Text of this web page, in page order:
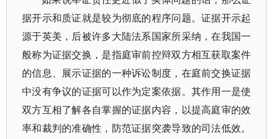
据开示和质证就是较为彻底的程序问题。证据开示起
源于英美，后被许多大陆法系国家所采纳，在我国一
般称为证据交换，是指庭审前控辩双方相互获取案件
的信息、展示证据的一种诉讼制度，在庭前交换证据
中没有争议的证据可以作为定案依据。其作用一是使
双方互相了解各自掌握的证据内容，以提高庭审的效
率和裁判的准确性，防范证据突袭导致的司法低效。